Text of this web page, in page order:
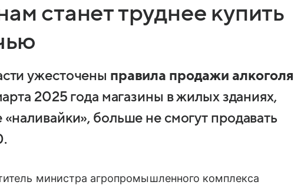
станет труднее купить
ужесточены правила продажи алкоголя
2025 года магазины в жилых зданиях,
больше не смогут продавать
министра агропромышленного комплекса